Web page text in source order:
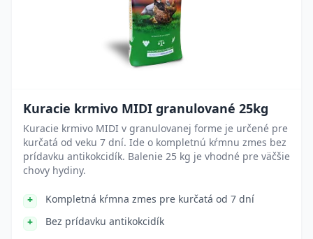
Kuracie krmivo MIDI granulované 25kg
Kuracie krmivo MIDI v granulovanej forme je určené pre
kurčatá od veku 7 dní. Ide o kompletnú kŕmnu zmes bez
prídavku antikokcidík. Balenie 25 kg je vhodné pre väčšie
chovy hydiny.
Kompletná kŕmna zmes pre kurčatá od 7 dní
Bez prídavku antikokcidík